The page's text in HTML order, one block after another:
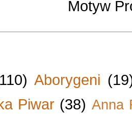
Motyw
Aborygeni
Piwar (38) Anna